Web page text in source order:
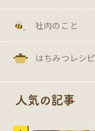
社内のこと
はちみつレシピ
人気の記事